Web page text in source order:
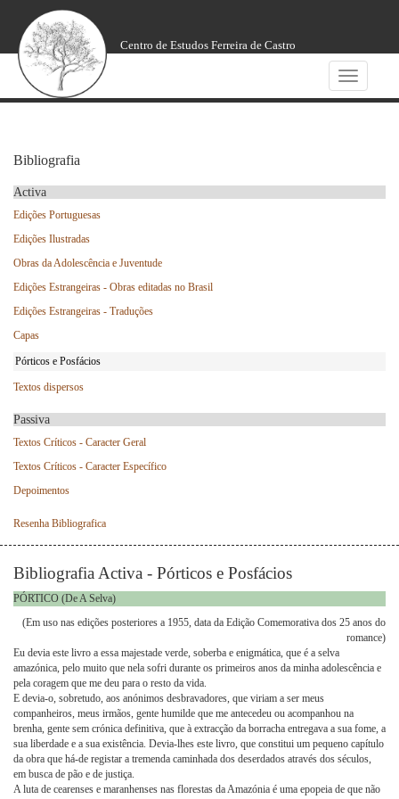
Centro de Estudos Ferreira de Castro
Toggle
navigation
Bibliografia
Activa
Edições Portuguesas
Edições Ilustradas
Obras da Adolescência e Juventude
Edições Estrangeiras - Obras editadas no Brasil
Edições Estrangeiras - Traduções
Capas
Pórticos e Posfácios
Textos dispersos
Passiva
Textos Críticos - Caracter Geral
Textos Críticos - Caracter Específico
Depoimentos
Resenha Bibliografica
Bibliografia Activa - Pórticos e Posfácios
PÓRTICO (De A Selva)
(Em uso nas edições posteriores a 1955, data da Edição Comemorativa dos 25 anos do
romance)
Eu devia este livro a essa majestade verde, soberba e enigmática, que é a selva
amazónica, pelo muito que nela sofri durante os primeiros anos da minha adolescência e
pela coragem que me deu para o resto da vida.
E devia-o, sobretudo, aos anónimos desbravadores, que viriam a ser meus
companheiros, meus irmãos, gente humilde que me antecedeu ou acompanhou na
brenha, gente sem crónica definitiva, que à extracção da borracha entregava a sua fome, a
sua liberdade e a sua existência. Devia-lhes este livro, que constitui um pequeno capítulo
da obra que há-de registar a tremenda caminhada dos deserdados através dos séculos,
em busca de pão e de justiça.
A luta de cearenses e maranhenses nas florestas da Amazónia é uma epopeia de que não